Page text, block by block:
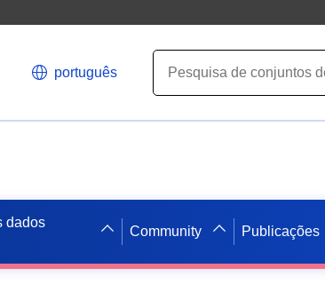
português
dados
Community Publicações